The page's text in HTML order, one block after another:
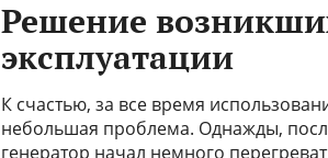
Решение
эксплуатации
К счастью, за все время
небольшая проблема. Однажды,
генератор начал немного